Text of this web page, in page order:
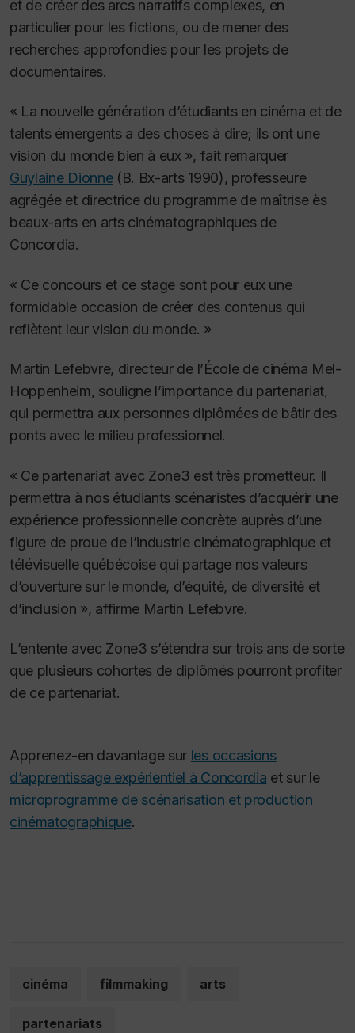
et de créer des arcs narratifs complexes, en
particulier pour les fictions, ou de mener des
recherches approfondies pour les projets de
documentaires.
« La nouvelle génération d’étudiants en cinéma et de
talents émergents a des choses à dire; ils ont une
vision du monde bien à eux », fait remarquer
Guylaine Dionne(B. Bx-arts 1990), professeure
agrégée et directrice du programme de maîtrise ès
beaux-arts en arts cinématographiques de
Concordia.
« Ce concours et ce stage sont pour eux une
formidable occasion de créer des contenus qui
reflètent leur vision du monde. »
Martin Lefebvre, directeur de l’École de cinéma Mel-
Hoppenheim, souligne l’importance du partenariat,
qui permettra aux personnes diplômées de bâtir des
ponts avec le milieu professionnel.
« Ce partenariat avec Zone3 est très prometteur. Il
permettra à nos étudiants scénaristes d’acquérir une
expérience professionnelle concrète auprès d’une
figure de proue de l’industrie cinématographique et
télévisuelle québécoise qui partage nos valeurs
d’ouverture sur le monde, d’équité, de diversité et
d’inclusion », affirme Martin Lefebvre.
L’entente avec Zone3 s’étendra sur trois ans de sorte
que plusieurs cohortes de diplômés pourront profiter
de ce partenariat.
Apprenez-en davantage sur les occasions
d’apprentissage expérientiel à Concordia et sur le
microprogramme de scénarisation et production
cinématographique.
cinéma filmmaking arts
partenariats